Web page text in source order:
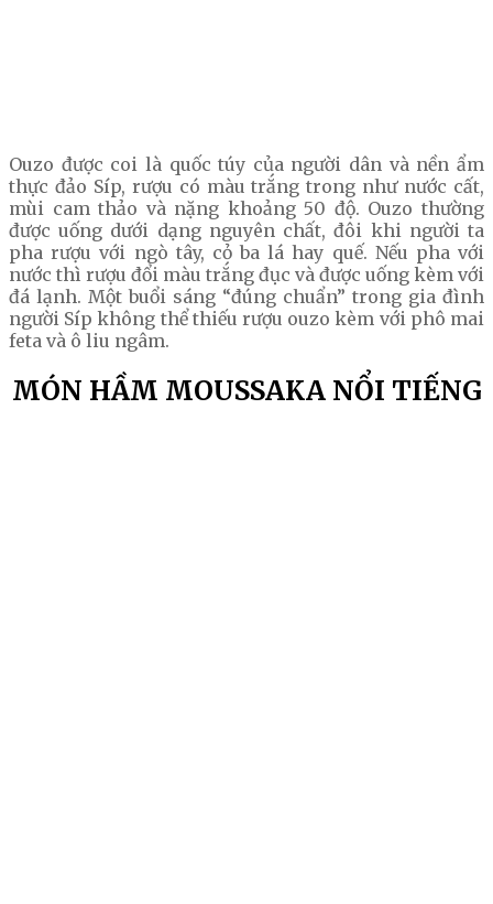
Ouzo được coi là quốc túy của người dân và nền ẩm
thực đảo Síp, rượu có màu trắng trong như nước cất,
mùi cam thảo và nặng khoảng 50 độ. Ouzo thường
được uống dưới dạng nguyên chất, đôi khi người ta
pha rượu với ngò tây, cỏ ba lá hay quế. Nếu pha với
nước thì rượu đổi màu trắng đục và được uống kèm với
đá lạnh. Một buổi sáng “đúng chuẩn” trong gia đình
người Síp không thể thiếu rượu ouzo kèm với phô mai
feta và ô liu ngâm.
MÓN HẦM MOUSSAKA NỔI TIẾNG